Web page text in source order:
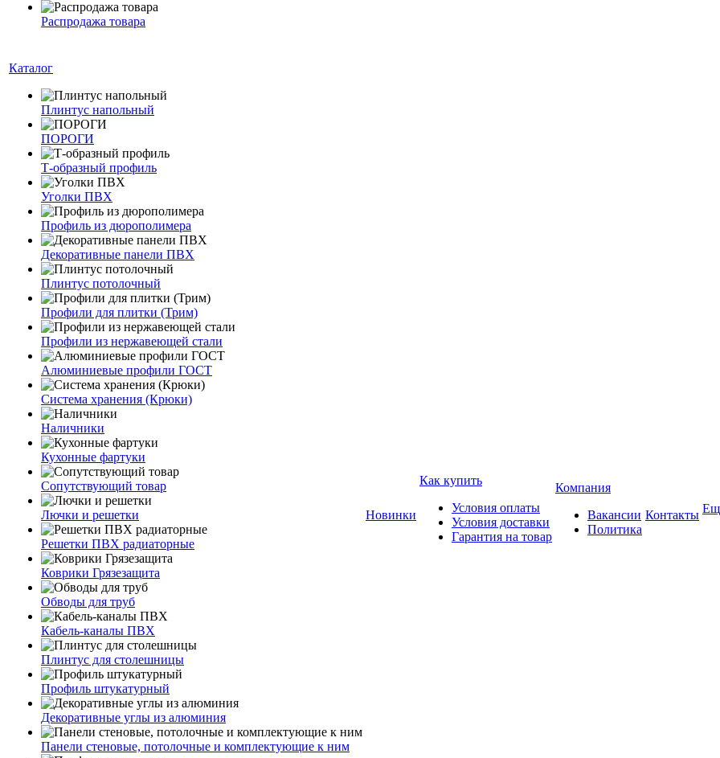
Распродажа товара
Каталог
Плинтус напольный
ПОРОГИ
Т-образный профиль
Уголки ПВХ
Профиль из дюрополимера
Декоративные панели ПВХ
Плинтус потолочный
Профили для плитки (Трим)
Профили из нержавеющей стали
Алюминиевые профили ГОСТ
Система хранения (Крюки)
Наличники
Кухонные фартуки
Сопутствующий товар
Лючки и решетки
Решетки ПВХ радиаторные
Коврики Грязезащита
Обводы для труб
Кабель-каналы ПВХ
Плинтус для столешницы
Профиль штукатурный
Декоративные углы из алюминия
Панели стеновые, потолочные и комплектующие к ним
Новинки
Как купить
Условия оплаты
Условия доставки
Гарантия на товар
Компания
Вакансии
Политика
Контакты